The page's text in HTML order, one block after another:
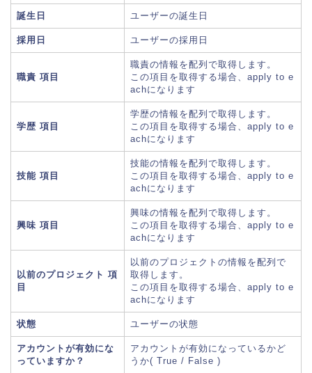
誕生日 ユーザーの誕生日
採用日 ユーザーの採用日
職責 項目
職責の情報を配列で取得します。
この項目を取得する場合、apply to e
achになります
学歴 項目
学歴の情報を配列で取得します。
この項目を取得する場合、apply to e
achになります
技能 項目
技能の情報を配列で取得します。
この項目を取得する場合、apply to e
achになります
興味 項目
興味の情報を配列で取得します。
この項目を取得する場合、apply to e
achになります
以前のプロジェクト 項
目
以前のプロジェクトの情報を配列で
取得します。
この項目を取得する場合、apply to e
achになります
状態 ユーザーの状態
アカウントが有効にな
っていますか？
アカウントが有効になっているかど
うか( True / False )